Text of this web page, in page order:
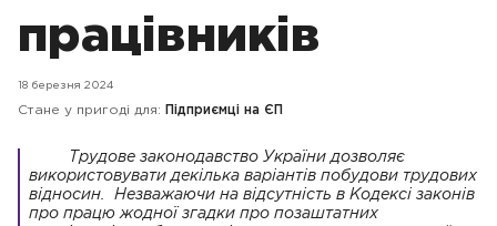
працівників
18 березня 2024
Стане у пригоді для: Підприємці на ЄП
Трудове законодавство України дозволяє
використовувати декілька варіантів побудови трудових
відносин. Незважаючи на відсутність в Кодексі законів
про працю жодної згадки про позаштатних